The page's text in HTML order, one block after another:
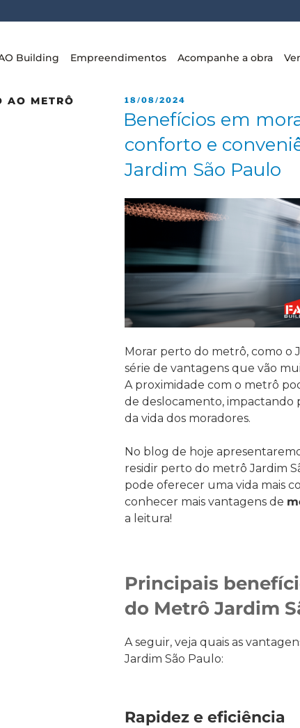
Building Empreendimentos Acompanhe a obra
AO METRÔ
18/08/2024
Benefícios em
conforto e
Jardim São Paulo
Morar perto do metrô, como o
série de vantagens que vão
A proximidade com o metrô
de deslocamento, impactando
da vida dos moradores.
No blog de hoje
residir perto do metrô Jardim
pode oferecer uma vida mais
conhecer mais vantagens de
a leitura!
Principais
do Metrô Jardim
A seguir, veja quais as
Jardim São Paulo:
Rapidez e eficiência